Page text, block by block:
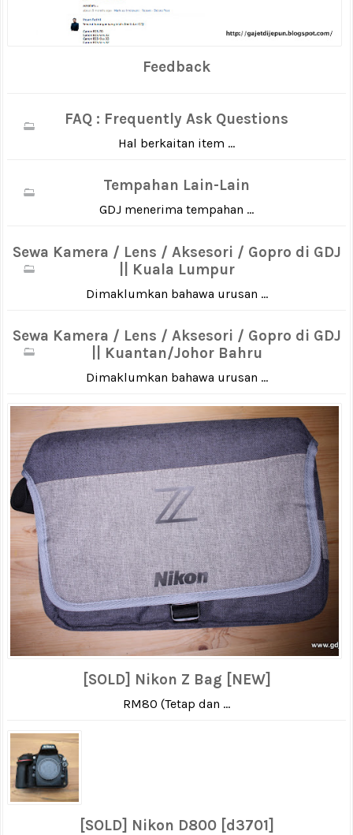
Feedback
FAQ : Frequently Ask Questions
Hal berkaitan item ...
Tempahan Lain-Lain
GDJ menerima tempahan ...
Sewa Kamera / Lens / Aksesori / Gopro di GDJ
|| Kuala Lumpur
Dimaklumkan bahawa urusan ...
Sewa Kamera / Lens / Aksesori / Gopro di GDJ
|| Kuantan/Johor Bahru
Dimaklumkan bahawa urusan ...
[SOLD] Nikon Z Bag [NEW]
RM80 (Tetap dan ...
[SOLD] Nikon D800 [d3701]